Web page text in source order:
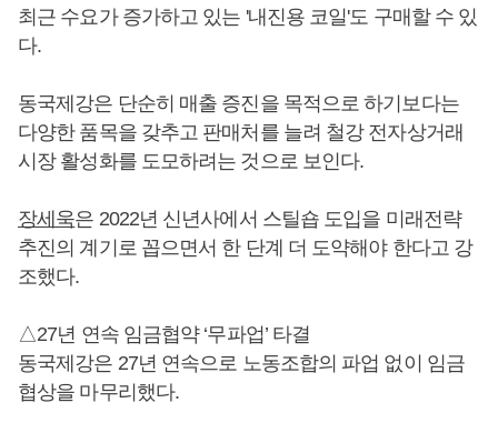
최근 수요가 증가하고 있는 '내진용 코일'도 구매할 수 있
다.
동국제강은 단순히 매출 증진을 목적으로 하기보다는
다양한 품목을 갖추고 판매처를 늘려 철강 전자상거래
시장 활성화를 도모하려는 것으로 보인다.
장세욱은 2022년 신년사에서 스틸숍 도입을 미래전략
추진의 계기로 꼽으면서 한 단계 더 도약해야 한다고 강
조했다.
△27년 연속 임금협약 ‘무파업’ 타결
동국제강은 27년 연속으로 노동조합의 파업 없이 임금
협상을 마무리했다.